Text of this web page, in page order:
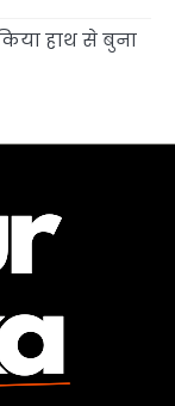
हाथ से बुना